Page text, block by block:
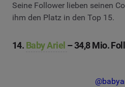
Seine Follower lieben seinen
ihm den Platz in den Top 15.
14. Baby Ariel – 34,8 Mio.